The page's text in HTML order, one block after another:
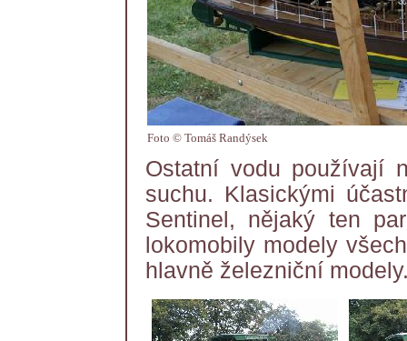
Foto © Tomáš Randýsek
Ostatní vodu používají
suchu. Klasickými
Sentinel, nějaký ten
lokomobily modely
hlavně železniční